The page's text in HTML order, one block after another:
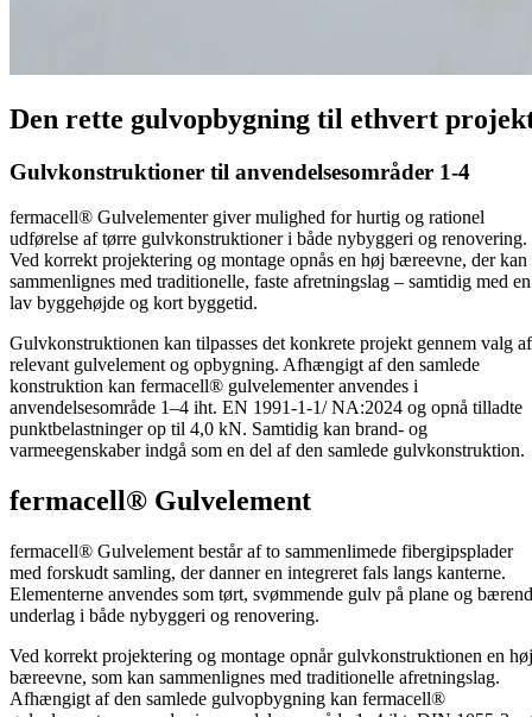
Den rette gulvopbygning til ethvert
Gulvkonstruktioner til anvendelsesområder 1-4
fermacell® Gulvelementer giver mulighed for hurtig og rationel
udførelse af tørre gulvkonstruktioner i både nybyggeri og renovering.
Ved korrekt projektering og montage opnås en høj bæreevne, der kan
sammenlignes med traditionelle, faste afretningslag – samtidig med en
lav byggehøjde og kort byggetid.
Gulvkonstruktionen kan tilpasses det konkrete projekt gennem valg af
relevant gulvelement og opbygning. Afhængigt af den samlede
konstruktion kan fermacell® gulvelementer anvendes i
anvendelsesområde 1–4 iht. EN 1991-1-1/ NA:2024 og opnå tilladte
punktbelastninger op til 4,0 kN. Samtidig kan brand‑ og
varmeegenskaber indgå som en del af den samlede gulvkonstruktion.
fermacell® Gulvelement
fermacell® Gulvelement består af to sammenlimede fibergipsplader
med forskudt samling, der danner en integreret fals langs kanterne.
Elementerne anvendes som tørt, svømmende gulv på plane og
underlag i både nybyggeri og renovering.
Ved korrekt projektering og montage opnår gulvkonstruktionen en høj
bæreevne, som kan sammenlignes med traditionelle afretningslag.
Afhængigt af den samlede gulvopbygning kan fermacell®